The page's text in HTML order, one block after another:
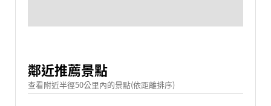
鄰近推薦景點
查看附近半徑50公里內的景點(依距離排序)